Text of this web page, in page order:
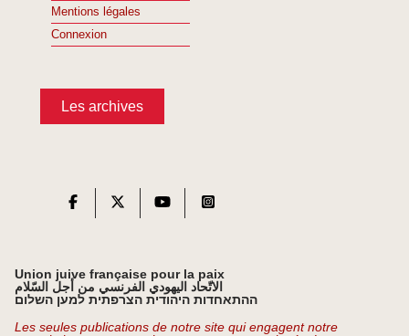
Mentions légales
Connexion
Les archives
Union juive française pour la paix
الاتّحاد اليهودي الفرنسي من أجل السّلام
ההתאחדות היהודית הצרפתית למען השלום
Les seules publications de notre site qui engagent notre